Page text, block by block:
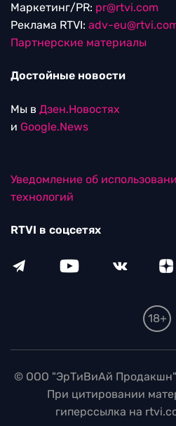
Маркетинг/PR: pr@rtvi.com
Реклама RTVI: adv-
Партнерские материалы
Достойные новости
Мы в Дзен.Новостях
и Google.News
Уведомление об
технологий
RTVI в соцсетях
18+
© ООО "ЭрТиВиАй
При цитировании
гиперссылка на